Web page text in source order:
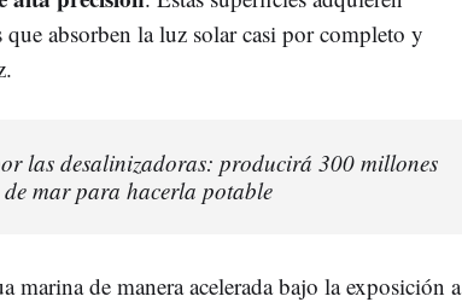
absorben la luz solar casi por completo y
las desalinizadoras: producirá 300 millones
mar para hacerla potable
marina de manera acelerada bajo la exposición a